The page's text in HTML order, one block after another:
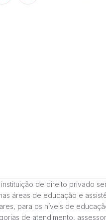
de direito privado
áreas de educação e
para os níveis de
de atendimento,